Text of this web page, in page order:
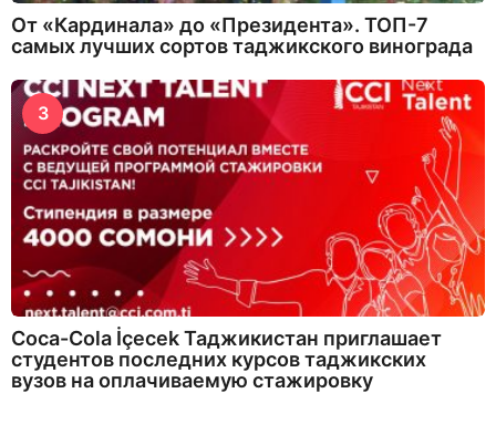
От «Кардинала» до «Президента». ТОП-7
самых лучших сортов таджикского винограда
3
Coca-Cola İçecek Таджикистан приглашает
студентов последних курсов таджикских
вузов на оплачиваемую стажировку